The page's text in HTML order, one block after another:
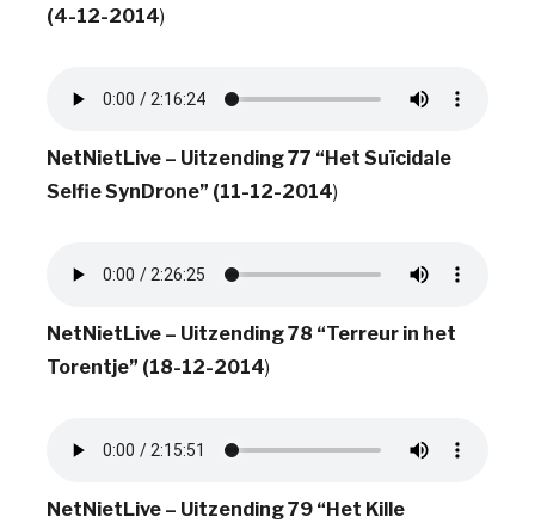
(4-12-2014)
NetNietLive – Uitzending 77 “Het Suïcidale
Selfie SynDrone” (11-12-2014)
NetNietLive – Uitzending 78 “Terreur in het
Torentje” (18-12-2014)
NetNietLive – Uitzending 79 “Het Kille